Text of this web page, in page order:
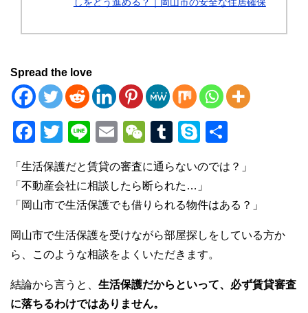
しをどう進める？｜岡山市の安全な住居確保
Spread the love
F
c
e
o
o
k
T
tt
er
Li
e
E
m
ail
W
C
h
T
m
bl
S
p
e
「生活保護だと賃貸の審査に通らないのでは？」
「不動産会社に相談したら断られた…」
「岡山市で生活保護でも借りられる物件はある？」
岡山市で生活保護を受けながら部屋探しをしている方か
ら、このような相談をよくいただきます。
結論から言うと、 生活保護だからといって、必ず賃貸審査
に落ちるわけではありません。